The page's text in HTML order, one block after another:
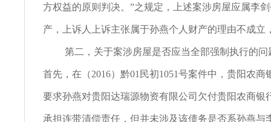
方权益的原则判决。”之规定，上述案涉房屋应属李
产，上诉人上诉主张属于孙燕个人财产的理由不成立
第二，关于案涉房屋是否应当全部强制执行的
首先，在（2016）黔01民初1051号案件中，贵阳农商
要求孙燕对贵阳达瑞源物资有限公司欠付贵阳农商银
承担连带清偿责任，但并未涉及该债务是否系孙燕与